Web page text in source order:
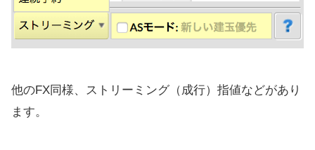
他のFX同様、ストリーミング（成行）指値などがあり
ます。